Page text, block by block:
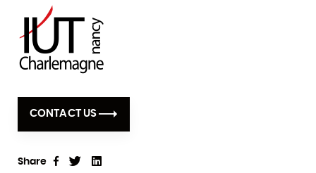
CONTACT US
Share ShareTweet